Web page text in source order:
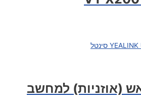
(אוזניות) למחשב